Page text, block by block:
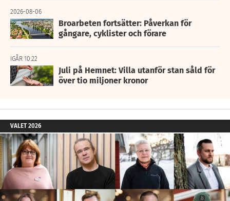
2026-08-06
Broarbeten fortsätter: Påverkan för
gångare, cyklister och förare
IGÅR 10:22
Juli på Hemnet: Villa utanför stan såld för
över tio miljoner kronor
VALET 2026